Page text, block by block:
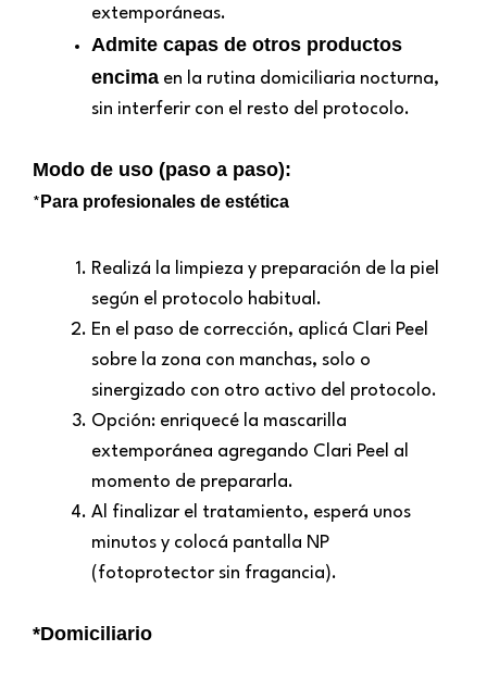
extemporáneas.
Admite capas de otros productos
encima en la rutina domiciliaria nocturna,
sin interferir con el resto del protocolo.
Modo de uso (paso a paso):
* Para profesionales de estética
Realizá la limpieza y preparación de la piel
según el protocolo habitual.
En el paso de corrección, aplicá Clari Peel
sobre la zona con manchas, solo o
sinergizado con otro activo del protocolo.
Opción: enriquecé la mascarilla
extemporánea agregando Clari Peel al
momento de prepararla.
Al finalizar el tratamiento, esperá unos
minutos y colocá pantalla NP
(fotoprotector sin fragancia).
*Domiciliario